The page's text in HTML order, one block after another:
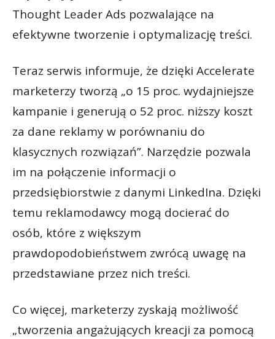
Thought Leader Ads pozwalające na
efektywne tworzenie i optymalizację treści.
Teraz serwis informuje, że dzięki Accelerate
marketerzy tworzą „o 15 proc. wydajniejsze
kampanie i generują o 52 proc. niższy koszt
za dane reklamy w porównaniu do
klasycznych rozwiązań”. Narzędzie pozwala
im na połączenie informacji o
przedsiębiorstwie z danymi LinkedIna. Dzięki
temu reklamodawcy mogą docierać do
osób, które z większym
prawdopodobieństwem zwrócą uwagę na
przedstawiane przez nich treści.
Co więcej, marketerzy zyskają możliwość
„tworzenia angażujących kreacji za pomocą